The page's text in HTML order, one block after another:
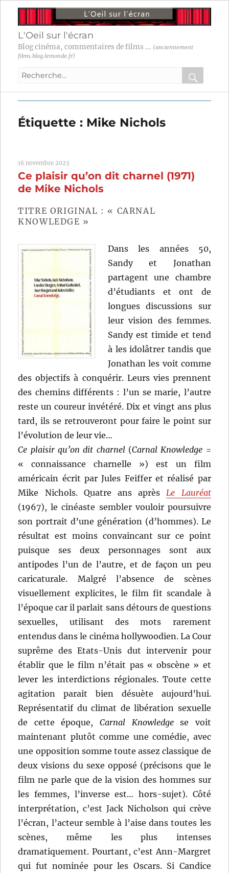
L'Oeil sur l'écran
Blog cinéma, commentaires de films ... (anciennement
films.blog.lemonde.fr)
Recherche
:
OK
Étiquette : Mike Nichols
16 novembre 2023
Ce plaisir qu’on dit charnel (1971)
de Mike Nichols
TITRE ORIGINAL : « CARNAL
KNOWLEDGE »
Dans les années 50,
Sandy et Jonathan
partagent une chambre
d’étudiants et ont de
longues discussions sur
leur vision des femmes.
Sandy est timide et tend
à les idolâtrer tandis que
Jonathan les voit comme
des objectifs à conquérir. Leurs vies prennent
des chemins différents : l’un se marie, l’autre
reste un coureur invétéré. Dix et vingt ans plus
tard, ils se retrouveront pour faire le point sur
l’évolution de leur vie…
Ce plaisir qu’on dit charnel(Carnal Knowledge =
« connaissance charnelle ») est un film
américain écrit par Jules Feiffer et réalisé par
Mike Nichols. Quatre ans aprèsLe Lauréat
(1967), le cinéaste sembler vouloir poursuivre
son portrait d’une génération (d’hommes). Le
résultat est moins convaincant sur ce point
puisque ses deux personnages sont aux
antipodes l’un de l’autre, et de façon un peu
caricaturale. Malgré l’absence de scènes
visuellement explicites, le film fit scandale à
l’époque car il parlait sans détours de questions
sexuelles, utilisant des mots rarement
entendus dans le cinéma hollywoodien. La Cour
suprême des Etats-Unis dut intervenir pour
établir que le film n’était pas « obscène » et
lever les interdictions régionales. Toute cette
agitation parait bien désuète aujourd’hui.
Représentatif du climat de libération sexuelle
de cette époque, Carnal Knowledgese voit
maintenant plutôt comme une comédie, avec
une opposition somme toute assez classique de
deux visions du sexe opposé (précisons que le
film ne parle que de la vision des hommes sur
les femmes, l’inverse est… hors-sujet). Côté
interprétation, c’est Jack Nicholson qui crève
l’écran, l’acteur semble à l’aise dans toutes les
scènes, même les plus intenses
dramatiquement. Pourtant, c’est Ann-Margret
qui fut nominée pour les Oscars. Si Candice